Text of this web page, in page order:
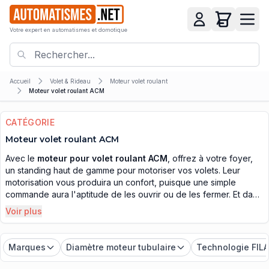
Votre expert en automatismes et domotique
Accueil Volet & Rideau
Moteur volet roulant
Moteur volet roulant ACM
CATÉGORIE
Moteur volet roulant ACM
Avec le moteur pour volet roulant ACM , offrez à votre foyer,
un standing haut de gamme pour motoriser vos volets. Leur
motorisation vous produira un confort, puisque une simple
commande aura l'aptitude de les ouvrir ou de les fermer. Et dans
bien des cas, installer ce système peut vous offrir cette rapidité
d'action. Cela peut vous être confortable et vous octroyer un
dans les instants ou nous devons nous dépêcher. Il arrive qu'en
début de journée, nous soyons légèrement en retard, car nous
Voir plus
Marques Diamètre moteur tubulaire Technologie